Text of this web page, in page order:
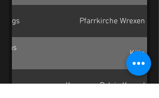
Pfarrkirche Wrexen
Köln
Kongress Palais Kassel